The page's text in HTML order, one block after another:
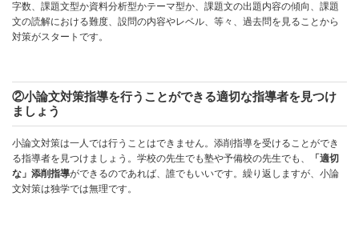
字数、課題文型か資料分析型かテーマ型か、課題文の出題内容の傾向、課題
文の読解における難度、設問の内容やレベル、等々、過去問を見ることから
対策がスタートです。
②小論文対策指導を行うことができる適切な指導者を見つけ
ましょう
小論文対策は一人では行うことはできません。添削指導を受けることができ
る指導者を見つけましょう。学校の先生でも塾や予備校の先生でも、
「適切
な」添削指導ができるのであれば、誰でもいいです。繰り返しますが、小論
文対策は独学では無理です。